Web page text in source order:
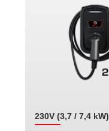
230V (3,7 / 7,4 kW)